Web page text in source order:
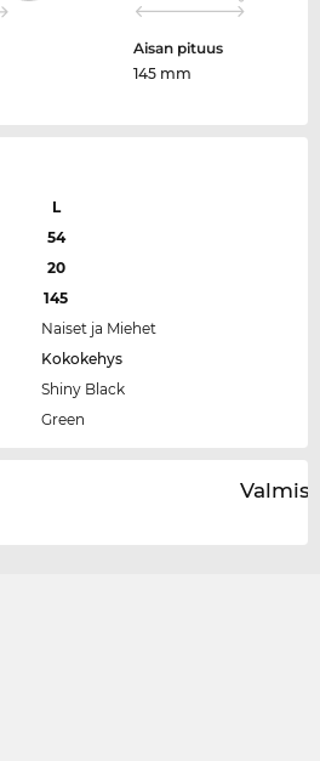
Aisan pituus
145 mm
L
54
20
145
Naiset ja Miehet
Kokokehys
Shiny Black
Green